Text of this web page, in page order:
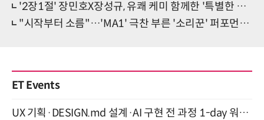
'2장1절' 장민호X장성규, 유쾌 케미 함께한 '특별한 이야기'
"시작부터 소름"…'MA1' 극찬 부른 '소리꾼' 퍼포먼스 눈길
ET Events
UX 기획·DESIGN.md 설계·AI 구현 전 과정 1-day 워크숍 with Claude Code·Codex 9월 15일 개최